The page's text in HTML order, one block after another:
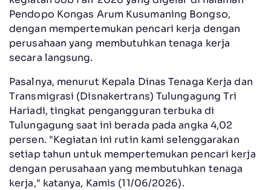
Pendopo Kongas Arum Kusumaning Bongso,
dengan mempertemukan pencari kerja dengan
perusahaan yang membutuhkan tenaga kerja
secara langsung.
Pasalnya, menurut Kepala Dinas Tenaga Kerja dan
Transmigrasi (Disnakertrans) Tulungagung Tri
Hariadi, tingkat pengangguran terbuka di
Tulungagung saat ini berada pada angka 4,02
persen. "Kegiatan ini rutin kami selenggarakan
setiap tahun untuk mempertemukan pencari kerja
dengan perusahaan yang membutuhkan tenaga
kerja," katanya, Kamis (11/06/2026).